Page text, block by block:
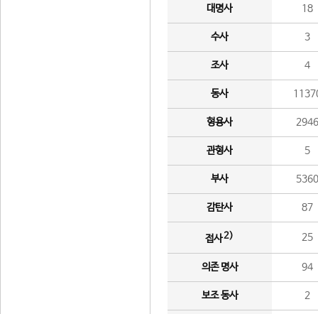
대명사 18
수사 3
조사 4
동사
형용사 2946
관형사 5
부사 5360
감탄사 87
접사2) 25
의존 명사 94
보조 동사 2